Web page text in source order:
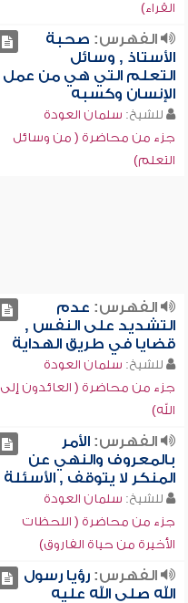
القراء)
الفهرس: صحبة
الأستاذ , وسائل
التعلم التي هي من عمل
الإنسان وكسبه
للشيخ: سلمان العودة
جزء من محاضرة ( من وسائل
التعلم)
الفهرس: عدم
التشديد على النفس ,
قضايا في طريق الهداية
للشيخ: سلمان العودة
جزء من محاضرة ( العائدون إلى
الله)
الفهرس:الأمر
بالمعروف والنهي عن
المنكر لا يتوقف , الأسئلة
للشيخ: سلمان العودة
جزء من محاضرة ( اللحظات
الأخيرة من حياة الفاروق)
الفهرس:رؤيا رسول
الله صلى الله عليه